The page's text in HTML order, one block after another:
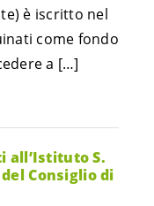
è iscritto nel
come fondo
a […]
all’Istituto S.
Consiglio di